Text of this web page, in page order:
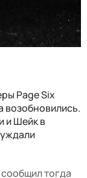
Page Six
возобновились.
и Шейк в
тогда